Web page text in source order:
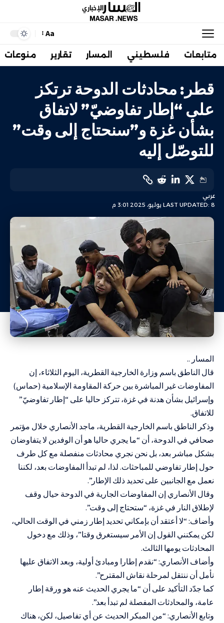
Aa
متابعات فلسطيني المسار تقارير منوعات
قطر: محادثات الدوحة ترتكز
على “إطار تفاوضيّ” لاتفاق
بشأن غزة و”سنحتاج إلى وقت”
للتوصّل إليه
LAST UPDATED: 8 يوليو، 2025 3:01 م
عربي
المسار ..
قال الناطق باسم وزارة الخارجية القطرية، اليوم الثلاثاء، إن
المفاوضات غير المباشرة بين حركة المقاومة الإسلامية (حماس)
وإسرائيل بشأن هدنة في غزة، تتركز حاليا على “إطار تفاوضيّ”
للاتفاق.
وذكر الناطق باسم الخارجية القطرية، ماجد الأنصاري خلال مؤتمر
صحافي في الدوحة، أن “ما يجري حاليا هو أن الوفدين لا يتفاوضان
بشكل مباشر بعد، بل نحن نجري محادثات منفصلة مع كل طرف
حول إطار تفاوضي للمباحثات. لذا، لم تبدأ المفاوضات بعد، لكننا
نعمل مع الجانبين على تحديد ذلك الإطار”.
وقال الأنصاري إن المفاوضات الجارية في الدوحة حيال وقف
لإطلاق النار في غزة، “ستحتاج إلى وقت”.
وأضاف: “لا أعتقد أن بإمكاني تحديد إطار زمني في الوقت الحالي،
لكن يمكنني القول إن الأمر سيستغرق وقتا”، وذلك مع دخول
المحادثات يومها الثالث.
وأضاف الأنصاري: “نقدم إطارا ومبادئ أولية، وبعد الاتفاق عليها
نأمل أن ننتقل لمرحلة نقاش المقترح”.
كما جدّد التأكيد على أن “ما يجري الحديث عنه هو ورقة إطار
عامة، والمحادثات المفصلة لم تبدأ بعد”.
وتابع الأنصاري: “من المبكر الحديث عن أي تفاصيل، لكن، هناك